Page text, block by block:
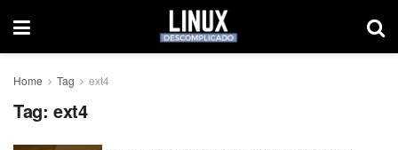
Home Tag ext4
Tag: ext4